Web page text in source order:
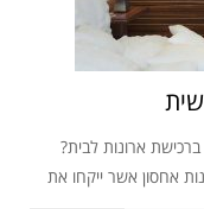
ארונות לבית?
אחסון אשר ייקחו את